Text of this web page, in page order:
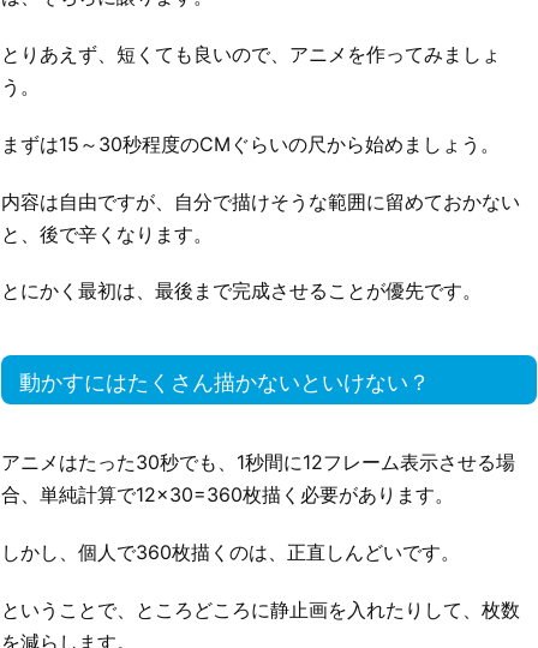
とりあえず、短くても良いので、アニメを作ってみましょ
う。
まずは15～30秒程度のCMぐらいの尺から始めましょう。
内容は自由ですが、自分で描けそうな範囲に留めておかない
と、後で辛くなります。
とにかく最初は、最後まで完成させることが優先です。
動かすにはたくさん描かないといけない？
アニメはたった30秒でも、1秒間に12フレーム表示させる場
合、単純計算で12×30=360枚描く必要があります。
しかし、個人で360枚描くのは、正直しんどいです。
ということで、ところどころに静止画を入れたりして、枚数
を減らします。